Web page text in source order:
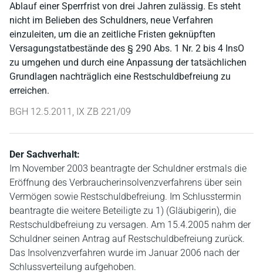
Ablauf einer Sperrfrist von drei Jahren zulässig. Es steht
nicht im Belieben des Schuldners, neue Verfahren
einzuleiten, um die an zeitliche Fristen geknüpften
Versagungstatbestände des § 290 Abs. 1 Nr. 2 bis 4 InsO
zu umgehen und durch eine Anpassung der tatsächlichen
Grundlagen nachträglich eine Restschuldbefreiung zu
erreichen.
BGH 12.5.2011, IX ZB 221/09
Der Sachverhalt:
Im November 2003 beantragte der Schuldner erstmals die
Eröffnung des Verbraucherinsolvenzverfahrens über sein
Vermögen sowie Restschuldbefreiung. Im Schlusstermin
beantragte die weitere Beteiligte zu 1) (Gläubigerin), die
Restschuldbefreiung zu versagen. Am 15.4.2005 nahm der
Schuldner seinen Antrag auf Restschuldbefreiung zurück.
Das Insolvenzverfahren wurde im Januar 2006 nach der
Schlussverteilung aufgehoben.